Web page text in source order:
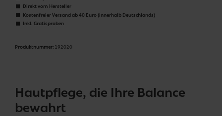
Direkt vom Hersteller
Kostenfreier Versand ab 40 Euro (innerhalb Deutschlands)
Inkl. Gratisproben
Produktnummer: 192020
Hautpflege, die Ihre Balance
bewahrt